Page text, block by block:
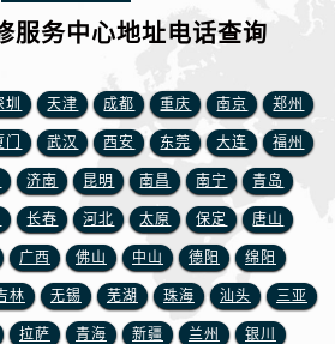
服务中心地址电话查询
圳 天津 成都 重庆 南京 郑州
武汉 西安 东莞 大连 福州
济南 昆明 南昌 南宁 青岛
长春 河北 太原 保定 唐山
广西 佛山 中山 德阳 绵阳
林 无锡 芜湖 珠海 汕头 三亚
拉萨 青海 新疆 兰州 银川